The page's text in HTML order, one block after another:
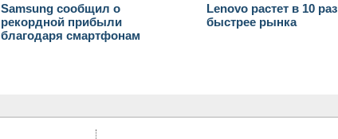
Samsung сообщил о
рекордной прибыли
благодаря смартфонам
Lenovo растет в 10 раз
быстрее рынка